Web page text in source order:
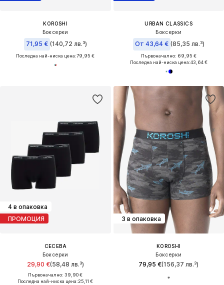
KOROSHI
Боксерки
71,95 € (140,72 лв.³)
Последна най-ниска цена:79,95 €
URBAN CLASSICS
Боксерки
От 43,64 € (85,35 лв.³)
Първоначално: 69,95 €
Последна най-ниска цена:43,64 €
4 в опаковка
ПРОМОЦИЯ
CECEBA
Боксерки
29,90 €(58,48 лв.³)
Първоначално: 39,90 €
Последна най-ниска цена:25,11 €
3 в опаковка
KOROSHI
Боксерки
79,95 €(156,37 лв.³)